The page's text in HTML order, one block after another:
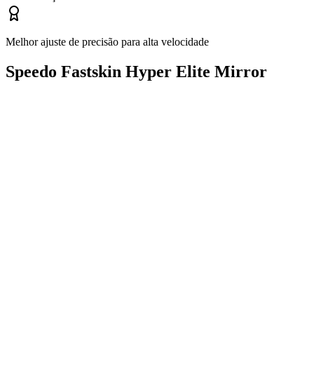
Melhor ajuste de precisão para alta velocidade
Speedo Fastskin Hyper Elite Mirror